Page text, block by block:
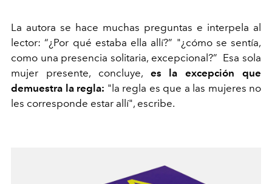
La autora se hace muchas preguntas e interpela al
lector: “¿Por qué estaba ella allí?” "¿cómo se sentía,
como una presencia solitaria, excepcional?” Esa sola
mujer presente, concluye, es la excepción que
demuestra la regla: "la regla es que a las mujeres no
les corresponde estar allí", escribe.